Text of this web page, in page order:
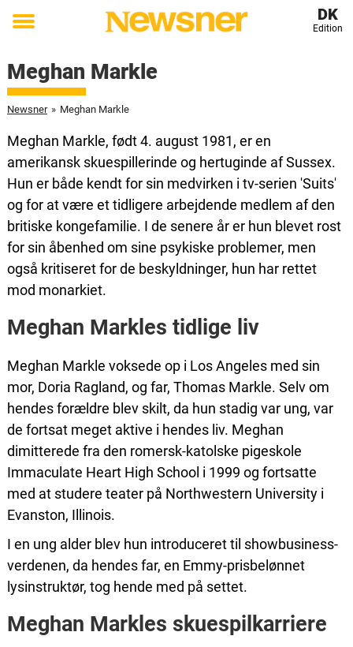
Toggle
DK
Edition
Meghan Markle
Newsner » Meghan Markle
Meghan Markle, født 4. august 1981, er en
amerikansk skuespillerinde og hertuginde af Sussex.
Hun er både kendt for sin medvirken i tv-serien 'Suits'
og for at være et tidligere arbejdende medlem af den
britiske kongefamilie. I de senere år er hun blevet rost
for sin åbenhed om sine psykiske problemer, men
også kritiseret for de beskyldninger, hun har rettet
mod monarkiet.
Meghan Markles tidlige liv
Meghan Markle voksede op i Los Angeles med sin
mor, Doria Ragland, og far, Thomas Markle. Selv om
hendes forældre blev skilt, da hun stadig var ung, var
de fortsat meget aktive i hendes liv. Meghan
dimitterede fra den romersk-katolske pigeskole
Immaculate Heart High School i 1999 og fortsatte
med at studere teater på Northwestern University i
Evanston, Illinois.
I en ung alder blev hun introduceret til showbusiness-
verdenen, da hendes far, en Emmy-prisbelønnet
lysinstruktør, tog hende med på settet.
Meghan Markles skuespilkarriere